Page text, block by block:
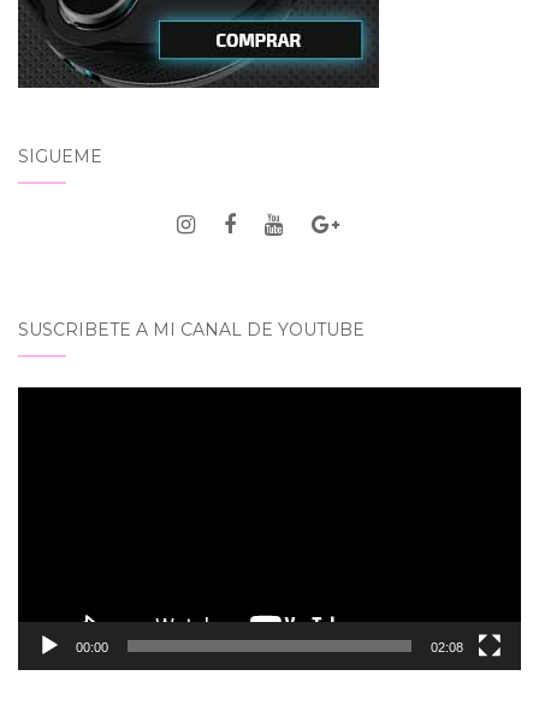
SÍGUEME
SUSCRIBETE A MI CANAL DE YOUTUBE
00:00 02:08